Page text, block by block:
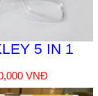
5 IN 1
VNĐ